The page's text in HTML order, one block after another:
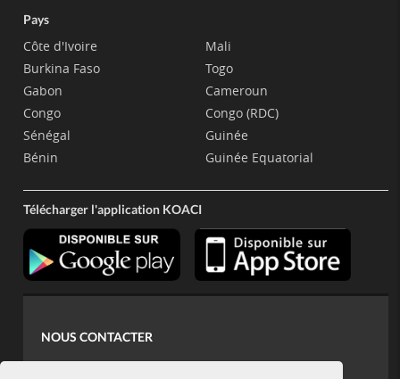
Pays
Côte d'Ivoire
Burkina Faso
Gabon
Congo
Sénégal
Bénin
Mali
Togo
Cameroun
Congo (RDC)
Guinée
Guinée Equatorial
Télécharger l'application KOACI
NOUS CONTACTER